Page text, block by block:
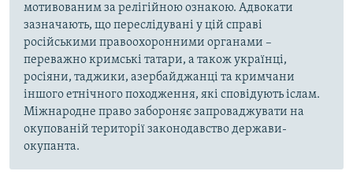
мотивованим за релігійною ознакою. Адвокати
зазначають, що переслідувані у цій справі
російськими правоохоронними органами –
переважно кримські татари, а також українці,
росіяни, таджики, азербайджанці та кримчани
іншого етнічного походження, які сповідують іслам.
Міжнародне право забороняє запроваджувати на
окупованій території законодавство держави-
окупанта.